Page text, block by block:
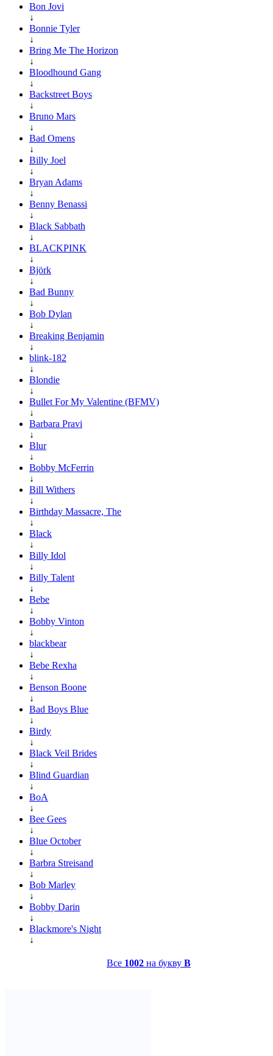
Bon Jovi
↓
Bonnie Tyler
↓
Bring Me The Horizon
↓
Bloodhound Gang
↓
Backstreet Boys
↓
Bruno Mars
↓
Bad Omens
↓
Billy Joel
↓
Bryan Adams
↓
Benny Benassi
↓
Black Sabbath
↓
BLACKPINK
↓
Björk
↓
Bad Bunny
↓
Bob Dylan
↓
Breaking Benjamin
↓
blink-182
↓
Blondie
↓
Bullet For My Valentine (BFMV)
↓
Barbara Pravi
↓
Blur
↓
Bobby McFerrin
↓
Bill Withers
↓
Birthday Massacre, The
↓
Black
↓
Billy Idol
↓
Billy Talent
↓
Bebe
↓
Bobby Vinton
↓
blackbear
↓
Bebe Rexha
↓
Benson Boone
↓
Bad Boys Blue
↓
Birdy
↓
Black Veil Brides
↓
Blind Guardian
↓
BoA
↓
Bee Gees
↓
Blue October
↓
Barbra Streisand
↓
Bob Marley
↓
Bobby Darin
↓
Blackmore's Night
↓
Все 1002 на букву B